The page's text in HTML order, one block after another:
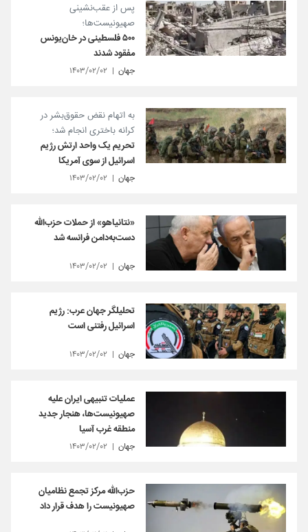
پس از عقب‌نشینی
صهیونیست‌ها؛
۵۰۰ فلسطینی در خان‌یونس
مفقود شدند
جهان ۱۴۰۳/۰۲/۰۲
به اتهام نقض حقوق‌بشر در
کرانه باختری انجام شد؛
تحریم یک واحد ارتش رژیم
اسرائیل از سوی آمریکا
جهان ۱۴۰۳/۰۲/۰۲
«نتانیاهو» از حملات حزب‌الله
دست‌به‌دامن فرانسه شد
جهان ۱۴۰۳/۰۲/۰۲
تحلیلگر جهان عرب: رژیم
اسرائیل رفتنی است
جهان ۱۴۰۳/۰۲/۰۲
عملیات تنبیهی ایران علیه
صهیونیست‌ها، هنجار جدید
منطقه غرب آسیا
جهان ۱۴۰۳/۰۲/۰۲
حزب‌الله مرکز تجمع نظامیان
صهیونیست را هدف قرار داد